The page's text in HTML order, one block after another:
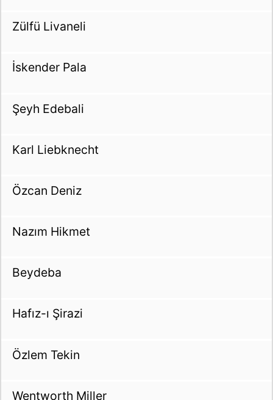
Zülfü Livaneli
İskender Pala
Şeyh Edebali
Karl Liebknecht
Özcan Deniz
Nazım Hikmet
Beydeba
Hafız-ı Şirazi
Özlem Tekin
Wentworth Miller